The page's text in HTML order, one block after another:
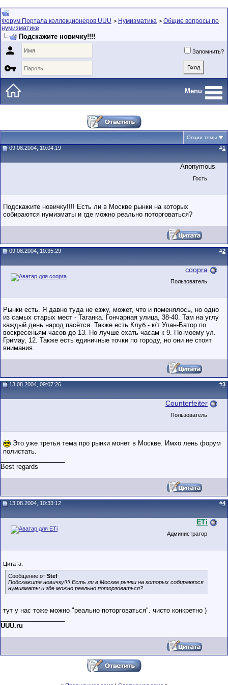
Форум Портала коллекционеров UUU > Нумизматика > Общие вопросы по
нумизматике
Подскажите новичку!!!!
 Запомнить?

Menu
Опции темы
09.08.2004, 10:04:19 #1
Anonymous
Гость
Подскажите новичку!!!! Есть ли в Москве рынки на которых
собираются нумизматы и где можно реально поторговаться?
09.08.2004, 10:35:29 #2
coopra
Пользователь
Рынки есть. Я давно туда не езжу, может, что и поменялось, но одно
из самых старых мест - Таганка. Гончарная улица, 38-40. Там на углу
каждый день народ пасётся. Также есть Клуб - к/т Улан-Батор по
воскресеньям часов до 13. Но лучше ехать часам к 9. По-моему ул.
Гримау, 12. Также есть единичные точки по городу, но они не стоят
внимания.
13.08.2004, 09:07:26 #3
Counterfeiter
Пользователь
Это уже третья тема про рынки монет в Москве. Имхо лень форум
полистать.
Best regards
13.08.2004, 10:33:12 #4
ETi
Администратор
Цитата:
Сообщение от Stef
Подскажите новичку!!!! Есть ли в Москве рынки на которых собираются
нумизматы и где можно реально поторговаться?
тут у нас тоже можно "реально поторговаться". чисто конкретно )
UUU.ru